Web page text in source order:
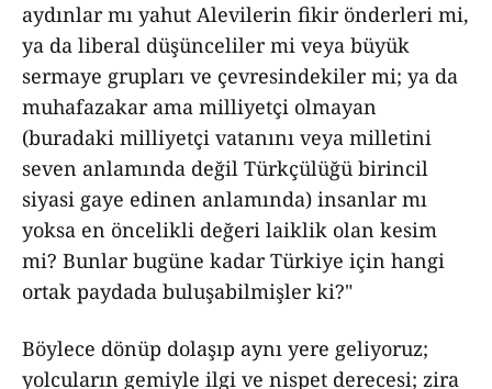
aydınlar mı yahut Alevilerin fikir önderleri mi,
ya da liberal düşünceliler mi veya büyük
sermaye grupları ve çevresindekiler mi; ya da
muhafazakar ama milliyetçi olmayan
(buradaki milliyetçi vatanını veya milletini
seven anlamında değil Türkçülüğü birincil
siyasi gaye edinen anlamında) insanlar mı
yoksa en öncelikli değeri laiklik olan kesim
mi? Bunlar bugüne kadar Türkiye için hangi
ortak paydada buluşabilmişler ki?"
Böylece dönüp dolaşıp aynı yere geliyoruz;
yolcuların gemiyle ilgi ve nispet derecesi; zira